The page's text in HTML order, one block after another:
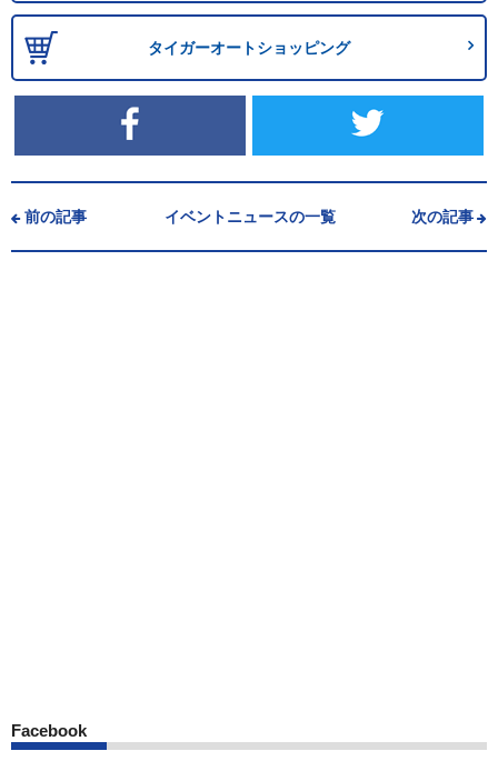
タイガーオートショッピング
前の記事 イベントニュースの一覧 次の記事
Facebook